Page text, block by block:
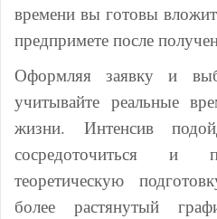
времени вы готовы
предпримете после
Оформляя заявку и
учитывайте реальные
жизни. Интенсив
сосредоточиться и
теоретическую
более растянутый